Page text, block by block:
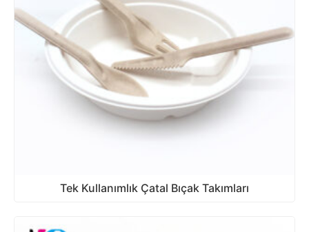
Tek Kullanımlık Çatal Bıçak Takımları